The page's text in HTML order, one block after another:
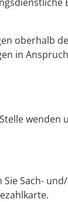
oberhalb
in
wenden
Sie Sach-